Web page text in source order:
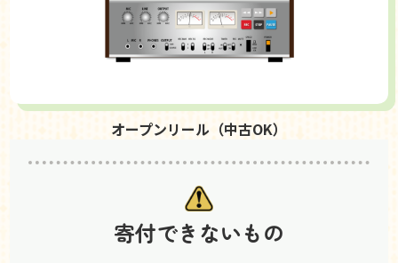
オープンリール（中古OK）
寄付できないもの